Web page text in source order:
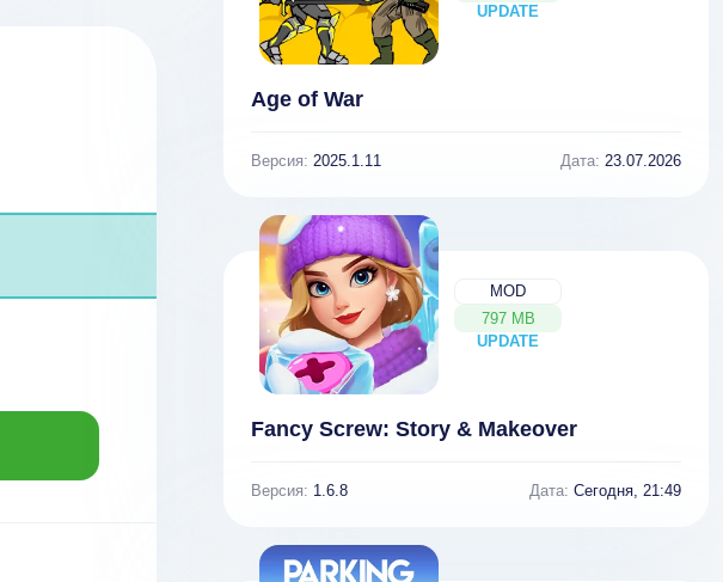
UPDATE
NEW
Age of War
Версия: 2025.1.11 Дата: 23.07.2026
MOD
797 MB
UPDATE
NEW
Fancy Screw: Story & Makeover
Версия: 1.6.8 Дата: Сегодня, 21:49